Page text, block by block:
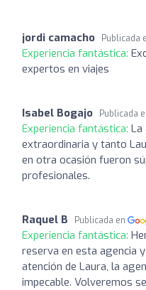
jordi camacho Publicada
Experiencia fantástica:
expertos en viajes
Isabel Bogajo Publicada
Experiencia fantástica: La
extraordinaria y tanto
en otra ocasión fueron
profesionales.
Raquel B Publicada en
Experiencia fantástica:
reserva en esta agencia
atención de Laura, la
impecable. Volveremos